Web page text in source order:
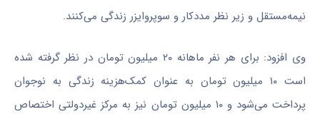
نیمه‌مستقل و زیر نظر مددکار و سوپروایزر زندگی می‌کنند.
وی افزود: برای هر نفر ماهانه ۲۰ میلیون تومان در نظر گرفته شده
است ۱۰ میلیون تومان به عنوان کمک‌هزینه زندگی به نوجوان
پرداخت می‌شود و ۱۰ میلیون تومان نیز به مرکز غیردولتی اختصاص